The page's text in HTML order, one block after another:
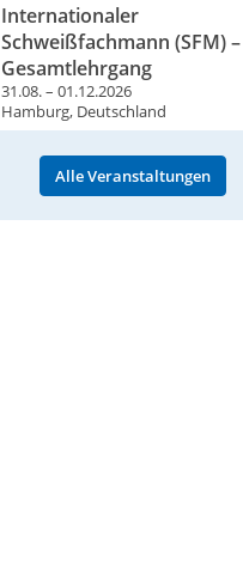
Internationaler
Schweißfachmann (SFM) –
Gesamtlehrgang
31.08. – 01.12.2026
Hamburg, Deutschland
Alle Veranstaltungen